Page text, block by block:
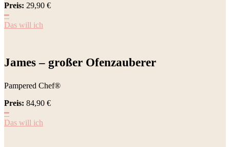
Preis: 29,90 €
━
Das will ich
James – großer Ofenzauberer
Pampered Chef®
Preis: 84,90 €
━
Das will ich